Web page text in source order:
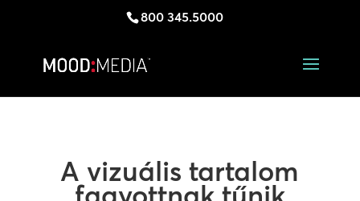
800 345.5000
A vizuális tartalom